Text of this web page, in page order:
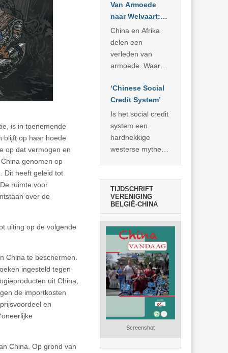
is in toenemende
blijft op haar hoede
op dat vermogen en
genomen op
Dit heeft geleid tot
ruimte voor
over de
uiting op de volgende
China te beschermen.
ingesteld tegen
uit China,
de importkosten
en
China. Op grond van
Sociale
Wetenschappen
afnam van de
Britse
marxistische
econoom Michael
zien dat
… >> lees meer
Van Armoede
naar Welvaart:
Wat Afrika kan
leren van
China’s
economisch
China en Afrika
delen een
verleden van
armoede. Waar
voorbije veertig
jaar in slaagde
meer dan 800
miljoen mensen
uit de armoede
… >> lees meer
‘Chinese Social
Credit System’
Is het social credit
system een
hardnekkige
westerse mythe of
TIJDSCHRIFT
VERENIGING
BELGIË-CHINA
Screenshot